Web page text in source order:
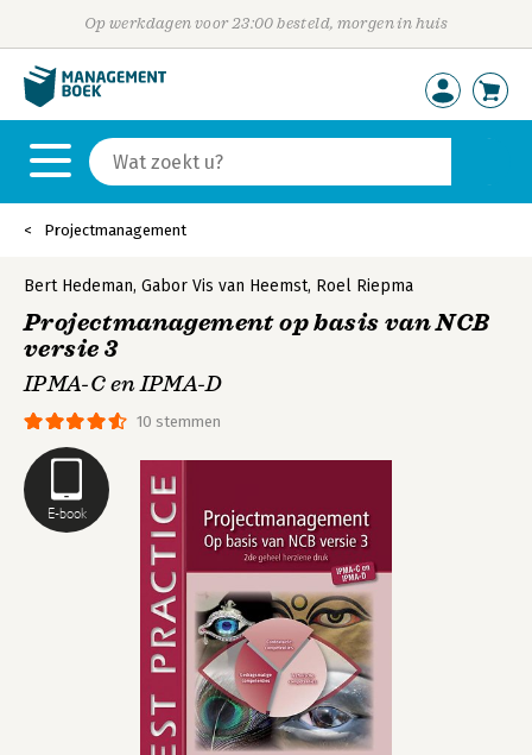
Op werkdagen voor 23:00 besteld, morgen in huis
Projectmanagement
E-book
10 stemmen
Bert Hedeman, Gabor Vis van Heemst, Roel Riepma
Projectmanagement op basis van NCB
versie 3
IPMA-C en IPMA-D